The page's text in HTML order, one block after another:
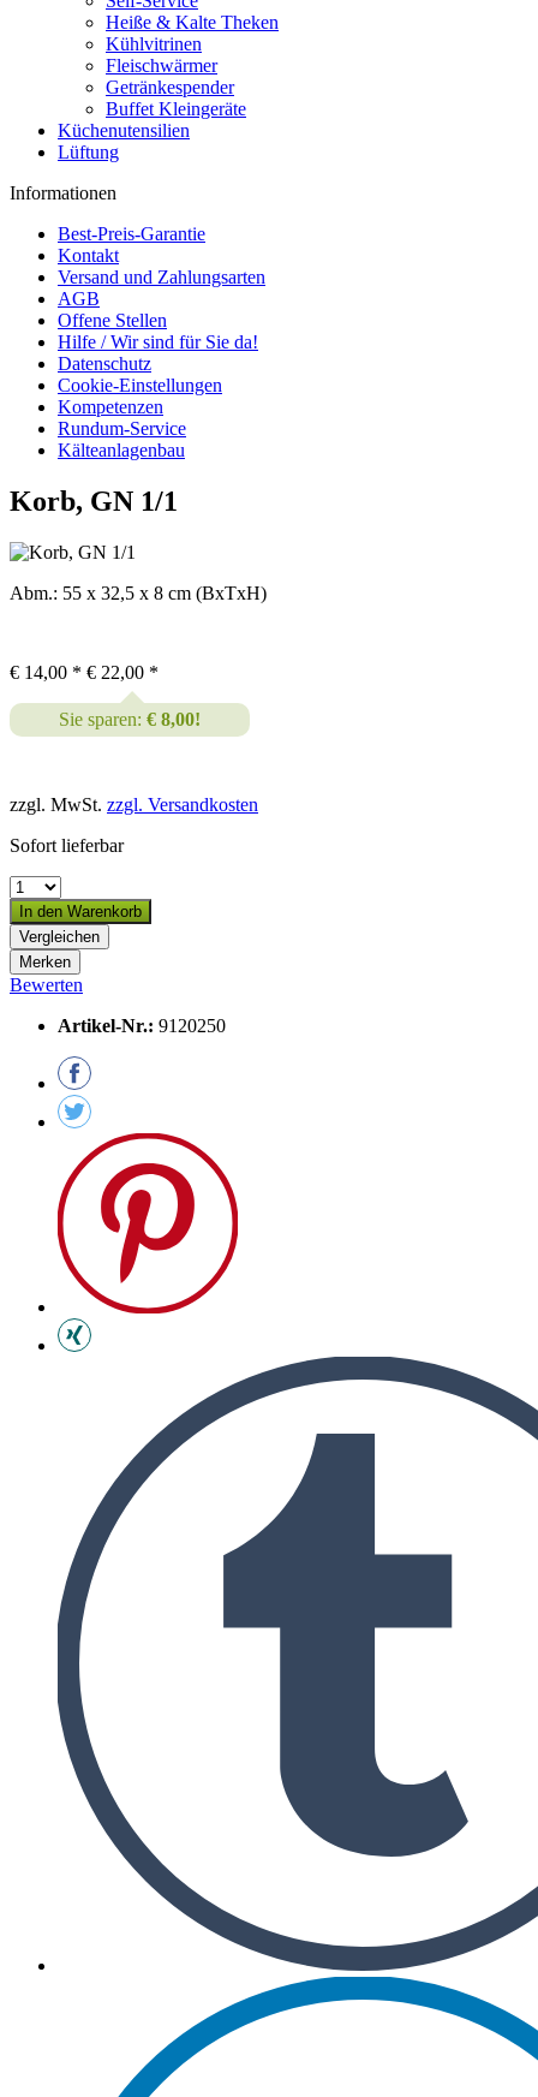
Heiße & Kalte Theken
Kühlvitrinen
Fleischwärmer
Getränkespender
Buffet Kleingeräte
Küchenutensilien
Lüftung
Informationen
Best-Preis-Garantie
Kontakt
Versand und Zahlungsarten
AGB
Offene Stellen
Hilfe / Wir sind für Sie da!
Datenschutz
Cookie-Einstellungen
Kompetenzen
Rundum-Service
Kälteanlagenbau
Korb, GN 1/1
Abm.: 55 x 32,5 x 8 cm (BxTxH)
€ 14,00 * € 22,00 *
Sie sparen: € 8,00!
zzgl. MwSt. zzgl. Versandkosten
Sofort lieferbar
In den Warenkorb
Vergleichen
Merken
Bewerten
Artikel-Nr.: 9120250